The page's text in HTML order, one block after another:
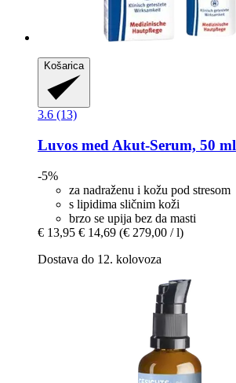
Košarica
3.6 (13)
Luvos med Akut-​Serum, 50 ml
-5%
za nadraženu i kožu pod stresom
s lipidima sličnim koži
brzo se upija bez da masti
€ 13,95 € 14,69 (€ 279,00 / l)
Dostava do 12. kolovoza